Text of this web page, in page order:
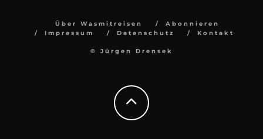
Über Wasmitreisen
Abonnieren
Impressum
Datenschutz Kontakt
© Jürgen Drensek